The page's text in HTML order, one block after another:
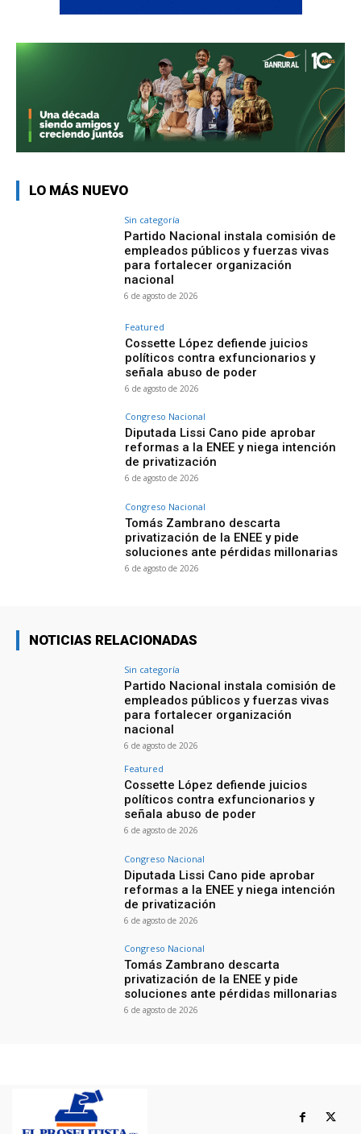
LO MÁS NUEVO
Sin categoría
Partido Nacional instala comisión de
empleados públicos y fuerzas vivas
para fortalecer organización
nacional
6 de agosto de 2026
Featured
Cossette López defiende juicios
políticos contra exfuncionarios y
señala abuso de poder
6 de agosto de 2026
Congreso Nacional
Diputada Lissi Cano pide aprobar
reformas a la ENEE y niega intención
de privatización
6 de agosto de 2026
Congreso Nacional
Tomás Zambrano descarta
privatización de la ENEE y pide
soluciones ante pérdidas millonarias
6 de agosto de 2026
NOTICIAS RELACIONADAS
Sin categoría
Partido Nacional instala comisión de
empleados públicos y fuerzas vivas
para fortalecer organización
nacional
6 de agosto de 2026
Featured
Cossette López defiende juicios
políticos contra exfuncionarios y
señala abuso de poder
6 de agosto de 2026
Congreso Nacional
Diputada Lissi Cano pide aprobar
reformas a la ENEE y niega intención
de privatización
6 de agosto de 2026
Congreso Nacional
Tomás Zambrano descarta
privatización de la ENEE y pide
soluciones ante pérdidas millonarias
6 de agosto de 2026